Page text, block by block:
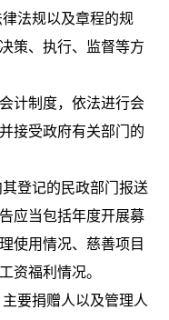
法规以及章程的规
策、执行、监督等方
计制度，依法进行会
接受政府有关部门的
登记的民政部门报送
应当包括年度开展募
使用情况、慈善项目
资福利情况。
要捐赠人以及管理人